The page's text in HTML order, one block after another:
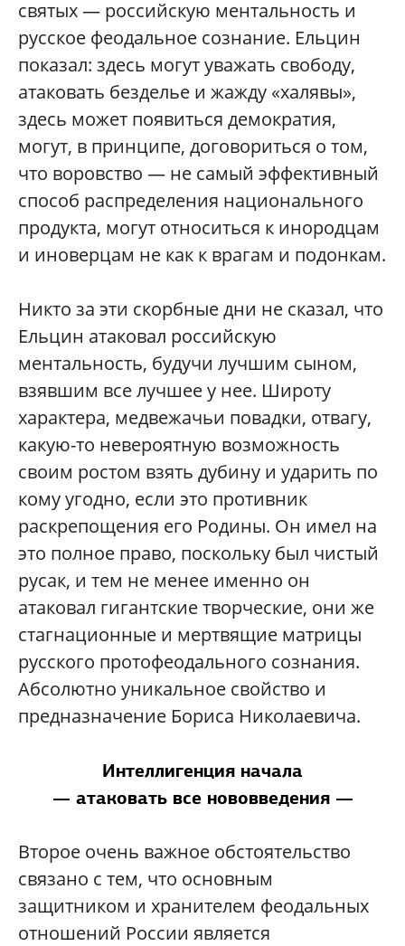
святых — российскую ментальность и
русское феодальное сознание. Ельцин
показал: здесь могут уважать свободу,
атаковать безделье и жажду «халявы»,
здесь может появиться демократия,
могут, в принципе, договориться о том,
что воровство — не самый эффективный
способ распределения национального
продукта, могут относиться к инородцам
и иноверцам не как к врагам и подонкам.
Никто за эти скорбные дни не сказал, что
Ельцин атаковал российскую
ментальность, будучи лучшим сыном,
взявшим все лучшее у нее. Широту
характера, медвежачьи повадки, отвагу,
какую-то невероятную возможность
своим ростом взять дубину и ударить по
кому угодно, если это противник
раскрепощения его Родины. Он имел на
это полное право, поскольку был чистый
русак, и тем не менее именно он
атаковал гигантские творческие, они же
стагнационные и мертвящие матрицы
русского протофеодального сознания.
Абсолютно уникальное свойство и
предназначение Бориса Николаевича.
Интеллигенция начала
— атаковать все нововведения —
Второе очень важное обстоятельство
связано с тем, что основным
защитником и хранителем феодальных
отношений России является